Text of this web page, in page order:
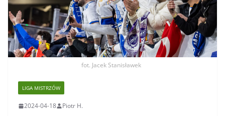
fot. Jacek Stanisławek
LIGA MISTRZÓW
2024-04-18 Piotr H.